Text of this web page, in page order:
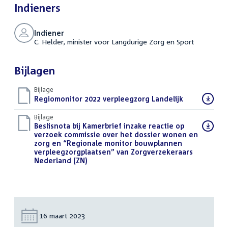
Indieners
Indiener
C. Helder, minister voor Langdurige Zorg en Sport
Bijlagen
Bijlage
Download
bestand:
Regiomonitor 2022 verpleegzorg Landelijk
Bijlage
Download
bestand:
Beslisnota bij Kamerbrief inzake reactie op
verzoek commissie over het dossier wonen en
zorg en “Regionale monitor bouwplannen
verpleegzorgplaatsen” van Zorgverzekeraars
Nederland (ZN)
Datum:
16 maart 2023